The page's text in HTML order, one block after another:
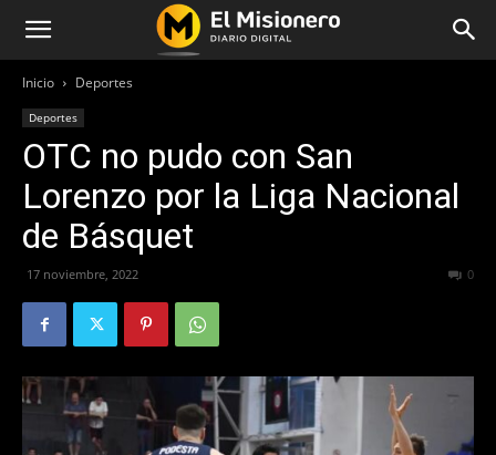
Inicio Deportes
Deportes
OTC no pudo con San
Lorenzo por la Liga Nacional
de Básquet
17 noviembre, 2022 0